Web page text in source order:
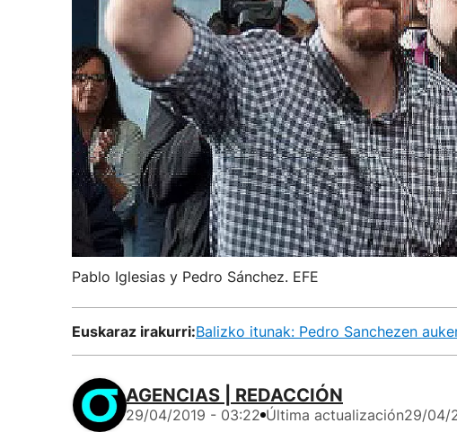
Pablo Iglesias y Pedro Sánchez. EFE
Euskaraz irakurri:Balizko itunak: Pedro Sanchezen
AGENCIAS | REDACCIÓN
29/04/2019 - 03:22 Última actualización29/04/